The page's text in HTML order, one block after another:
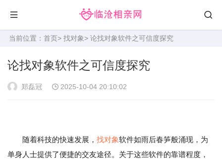
当前位置： 首页> 找对象> 论找对象软件之可信度探究
论找对象软件之可信度探究
郑磊冠 2025-10-04 20:10:02
随着科技的快速发展， 找对象软件如雨后春笋般涌现，为
单身人士提供了便捷的交友途径。关于这些软件的靠谱程度，